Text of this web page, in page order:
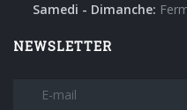
Samedi - Dimanche:
NEWSLETTER